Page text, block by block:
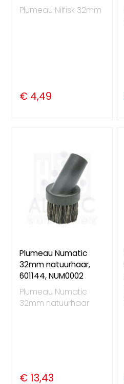
Plumeau Nilfisk 32mm
€ 4,49
Plumeau Numatic
32mm natuurhaar,
601144, NUM0002
Plumeau Numatic
32mm natuurhaar
€ 13,43